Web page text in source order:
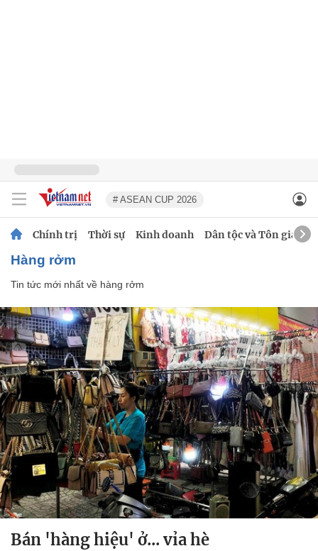
# ASEAN CUP 2026
Chính trị Thời sự Kinh doanh Dân tộc và Tôn giáo
hàng rởm
Tin tức mới nhất về hàng rởm
Bán 'hàng hiệu' ở... vỉa hè